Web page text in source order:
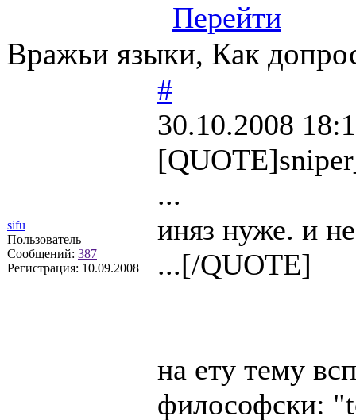
Перейти
Вражьи языки, Как
sifu
Пользователь
Сообщений: 387
Регистрация: 10.09.2008
#
30.10.2008
...
иняз нуже. и
...[/QUOTE]
на ету тему
философски: